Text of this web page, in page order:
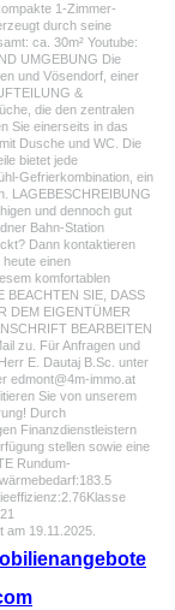
1-Zimmer-
durch seine
ca. 30m² Youtube:
UMGEBUNG Die
und Vösendorf, einer
&
die den zentralen
Sie einerseits in das
Dusche und WC. Die
bietet jede
Gefrierkombination, ein
LAGEBESCHREIBUNG
und dennoch gut
Bahn-Station
Dann kontaktieren
einen
komfortablen
BEACHTEN SIE, DASS
DEM EIGENTÜMER
BEARBEITEN
zu. Für Anfragen und
E. Dautaj B.Sc. unter
edmont@4m-immo.at
Sie von unserem
Durch
Finanzdienstleistern
stellen sowie eine
Rundum-
19.11.2025.